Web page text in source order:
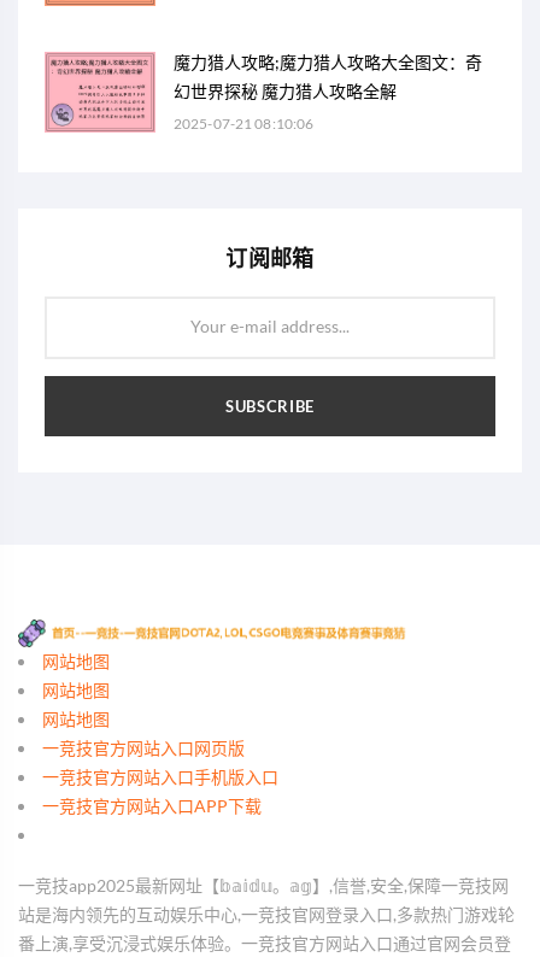
魔力猎人攻略;魔力猎人攻略大全图文：奇
幻世界探秘 魔力猎人攻略全解
2025-07-21 08:10:06
订阅邮箱
Your e-mail address...
SUBSCRIBE
网站地图
网站地图
网站地图
一竞技官方网站入口网页版
一竞技官方网站入口手机版入口
一竞技官方网站入口APP下载
一竞技app2025最新网址【𝕓𝕒𝕚𝕕𝕦。𝕒𝕘】,信誉,安全,保障一竞技网
站是海内领先的互动娱乐中心,一竞技官网登录入口,多款热门游戏轮
番上演,享受沉浸式娱乐体验。一竞技官方网站入口通过官网会员登